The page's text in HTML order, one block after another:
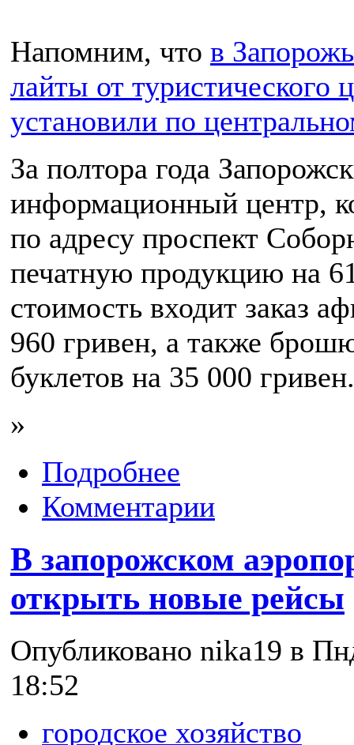
Напомним, что в
лайты от туристического
установили по
За полтора года
информационный центр,
по адресу проспект
печатную продукцию на
стоимость входит заказ
960 гривен, а также
буклетов на 35 000 гривен.
»
Подробнее
Комментарии
В запорожском
открыть новые рейсы
Опубликовано nika19 в
18:52
городское хозяйство